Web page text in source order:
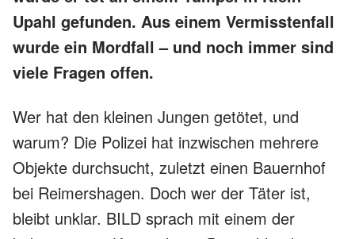
Upahl gefunden. Aus einem Vermisstenfall
wurde ein Mordfall – und noch immer sind
viele Fragen offen.
Wer hat den kleinen Jungen getötet, und
warum? Die Polizei hat inzwischen mehrere
Objekte durchsucht, zuletzt einen Bauernhof
bei Reimershagen. Doch wer der Täter ist,
bleibt unklar. BILD sprach mit einem der